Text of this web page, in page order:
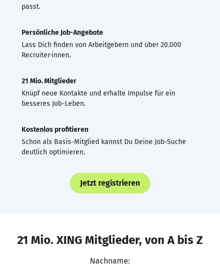
passt.
Persönliche Job-Angebote
Lass Dich finden von Arbeitgebern und über 20.000
Recruiter·innen.
21 Mio. Mitglieder
Knüpf neue Kontakte und erhalte Impulse für ein
besseres Job-Leben.
Kostenlos profitieren
Schon als Basis-Mitglied kannst Du Deine Job-Suche
deutlich optimieren.
Jetzt registrieren
21 Mio. XING Mitglieder, von A bis Z
Nachname: